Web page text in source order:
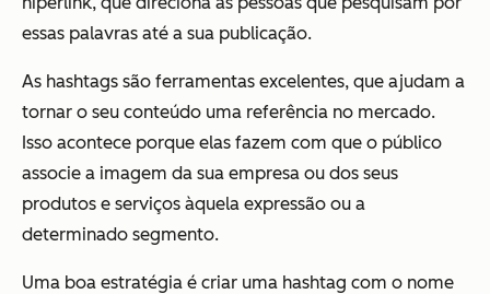
essas palavras até a sua publicação.
As hashtags são ferramentas excelentes, que ajudam a
tornar o seu conteúdo uma referência no mercado.
Isso acontece porque elas fazem com que o público
associe a imagem da sua empresa ou dos seus
produtos e serviços àquela expressão ou a
determinado segmento.
Uma boa estratégia é criar uma hashtag com o nome